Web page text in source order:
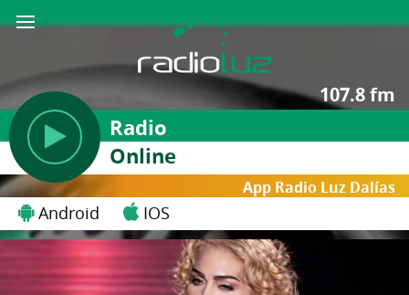
Radio
107.8 fm
Online
App Radio Luz Dalías
Android IOS